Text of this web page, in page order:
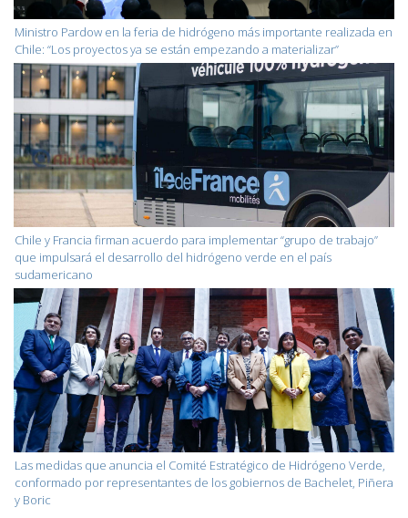
Ministro Pardow en la feria de hidrógeno más importante realizada en
Chile: “Los proyectos ya se están empezando a materializar”
Chile y Francia firman acuerdo para implementar “grupo de trabajo”
que impulsará el desarrollo del hidrógeno verde en el país
sudamericano
Las medidas que anuncia el Comité Estratégico de Hidrógeno Verde,
conformado por representantes de los gobiernos de Bachelet, Piñera
y Boric